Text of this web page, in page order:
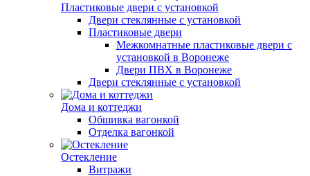
Пластиковые двери с установкой
Двери стеклянные с установкой
Пластиковые двери
Межкомнатные пластиковые двери с
установкой в Воронеже
Двери ПВХ в Воронеже
Двери стеклянные с установкой
Дома и коттеджи
Обшивка вагонкой
Отделка вагонкой
Остекление
Витражи